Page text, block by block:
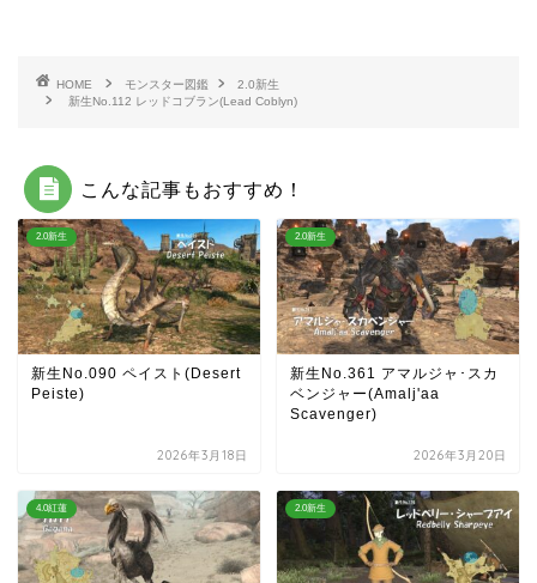
HOME モンスター図鑑
2.0新生
新生No.112 レッドコブラン(Lead Coblyn)
こんな記事もおすすめ！
2.0新生
新生No.090 ペイスト(Desert
Peiste)
2026年3月18日
2.0新生
新生No.361 アマルジャ･スカ
ベンジャー(Amalj'aa
Scavenger)
2026年3月20日
4.0紅蓮 2.0新生